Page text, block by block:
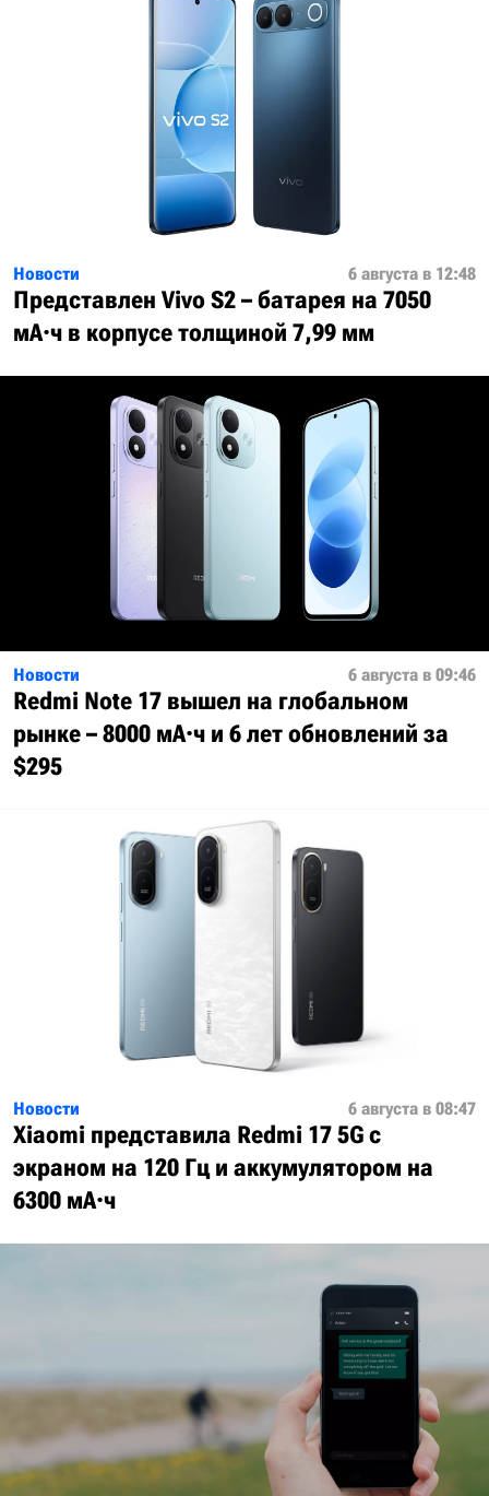
Новости 6 августа в 12:48
Представлен Vivo S2 – батарея на 7050
мА·ч в корпусе толщиной 7,99 мм
Новости 6 августа в 09:46
Redmi Note 17 вышел на глобальном
рынке – 8000 мА·ч и 6 лет обновлений за
$295
Новости 6 августа в 08:47
Xiaomi представила Redmi 17 5G с
экраном на 120 Гц и аккумулятором на
6300 мА·ч